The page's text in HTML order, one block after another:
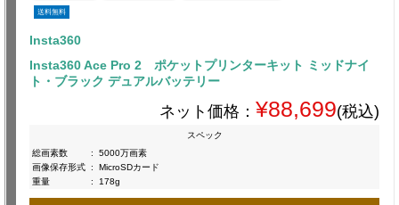
送料無料
Insta360
Insta360 Ace Pro 2 ポケットプリンターキット ミッドナイ
ト・ブラック デュアルバッテリー
ネット価格： ¥88,699(税込)
スペック
総画素数
:
5000万画素
画像保存形式 :
MicroSDカード
重量
: 178g